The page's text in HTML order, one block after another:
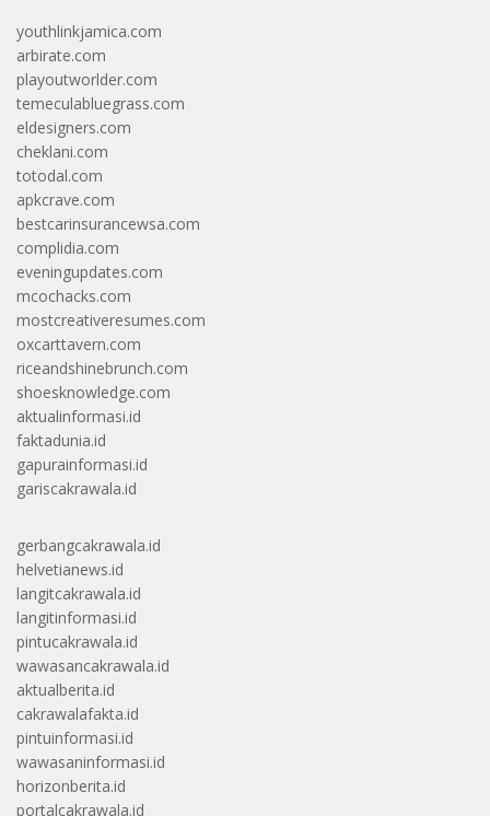
youthlinkjamica.com
arbirate.com
playoutworlder.com
temeculabluegrass.com
eldesigners.com
cheklani.com
totodal.com
apkcrave.com
bestcarinsurancewsa.com
complidia.com
eveningupdates.com
mcochacks.com
mostcreativeresumes.com
oxcarttavern.com
riceandshinebrunch.com
shoesknowledge.com
aktualinformasi.id
faktadunia.id
gapurainformasi.id
gariscakrawala.id
gerbangcakrawala.id
helvetianews.id
langitcakrawala.id
langitinformasi.id
pintucakrawala.id
wawasancakrawala.id
aktualberita.id
cakrawalafakta.id
pintuinformasi.id
wawasaninformasi.id
horizonberita.id
portalcakrawala.id